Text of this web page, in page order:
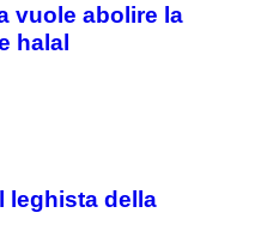
vuole abolire la
halal
leghista della